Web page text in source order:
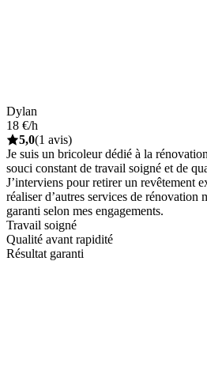
Dylan
18 €/h
5,0(1 avis)
Je suis un bricoleur dédié à la
souci constant de travail soigné et de
J’interviens pour retirer un revêtement
réaliser d’autres services de rénovation
garanti selon mes engagements.
Travail soigné
Qualité avant rapidité
Résultat garanti